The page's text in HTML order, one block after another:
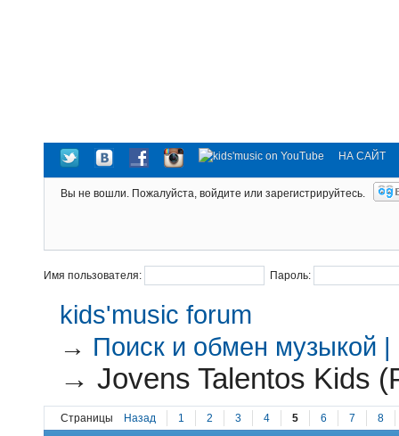
НА САЙТ
Вы не вошли. Пожалуйста, войдите или зарегистрируйтесь.
Имя пользователя: Пароль:
kids'music forum
→ Поиск и обмен музыкой
→Jovens Talentos Kids
Страницы Назад 1 2 3 4 5 6 7 8